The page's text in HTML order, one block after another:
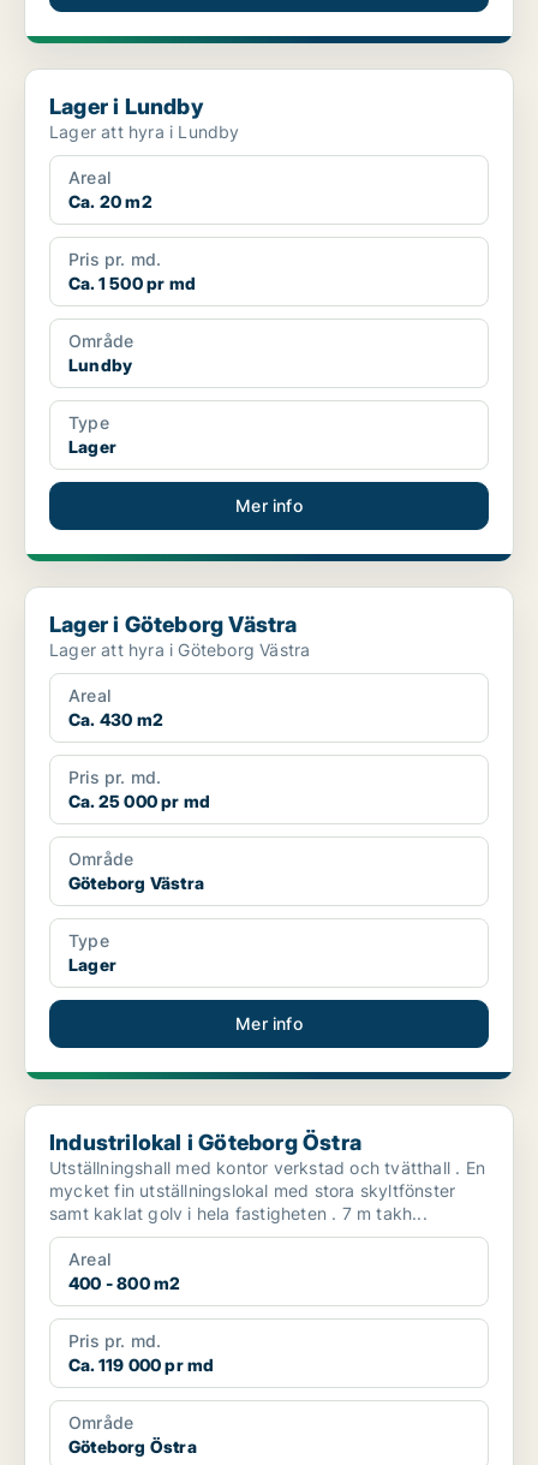
Lager i Lundby
Lager i Lundby
Lager att hyra i Lundby
Areal
Ca. 20 m2
Pris pr. md.
Ca. 1 500 pr md
Område
Lundby
Type
Lager
Mer info
Lager i Göteborg Västra
Lager i Göteborg Västra
Lager att hyra i Göteborg Västra
Areal
Ca. 430 m2
Pris pr. md.
Ca. 25 000 pr md
Område
Göteborg Västra
Type
Lager
Mer info
Industrilokal i Göteborg Östra
Industrilokal i Göteborg Östra
Utställningshall med kontor verkstad och tvätthall . En
mycket fin utställningslokal med stora skyltfönster
samt kaklat golv i hela fastigheten . 7 m takh...
Areal
400 - 800 m2
Pris pr. md.
Ca. 119 000 pr md
Område
Göteborg Östra